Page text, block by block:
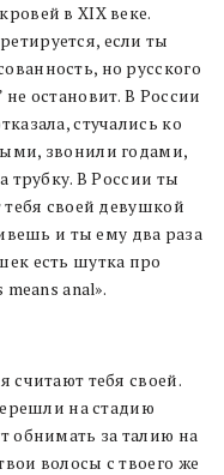
в XIX веке.
если ты
но русского
остановит. В России
стучались ко
звонили годами,
трубку. В России ты
своей девушкой
и ты ему два раза
есть шутка про
anal».
считают тебя своей.
на стадию
обнимать за талию на
волосы с твоего же